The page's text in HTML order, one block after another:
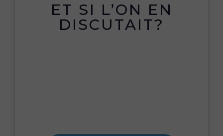
ET SI L’ON EN
DISCUTAIT?